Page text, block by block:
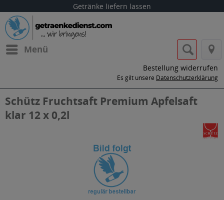
Getränke liefern lassen
Menü
Bestellung widerrufen
Es gilt unsere Datenschutzerklärung
Schütz Fruchtsaft Premium Apfelsaft
klar 12 x 0,2l